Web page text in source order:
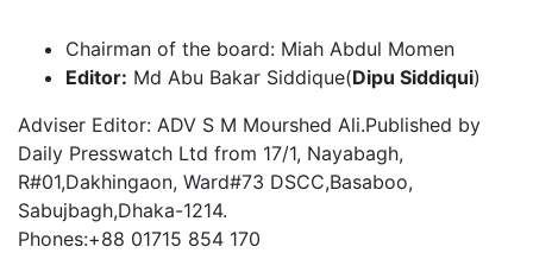
Chairman of the board: Miah Abdul Momen
Editor: Md Abu Bakar Siddique(Dipu Siddiqui)
Adviser Editor: ADV S M Mourshed Ali.Published by
Daily Presswatch Ltd from 17/1, Nayabagh,
R#01,Dakhingaon, Ward#73 DSCC,Basaboo,
Sabujbagh,Dhaka-1214.
Phones:+88 01715 854 170